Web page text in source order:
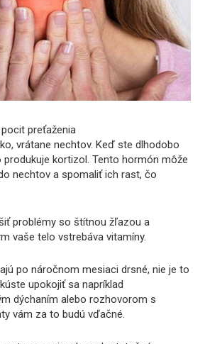
preťaženia
vrátane nechtov. Keď ste dlhodobo
kortizol. Tento hormón môže
nechtov a spomaliť ich rast, čo
problémy so štítnou žľazou a
vaše telo vstrebáva vitamíny.
po náročnom mesiaci drsné, nie je to
upokojiť sa napríklad
dýchaním alebo rozhovorom s
vám za to budú vďačné.